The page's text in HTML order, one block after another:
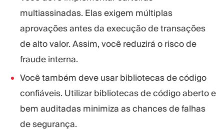
multiassinadas. Elas exigem múltiplas
aprovações antes da execução de transações
de alto valor. Assim, você reduzirá o risco de
fraude interna.
Você também deve usar bibliotecas de código
confiáveis. Utilizar bibliotecas de código aberto e
bem auditadas minimiza as chances de falhas
de segurança.